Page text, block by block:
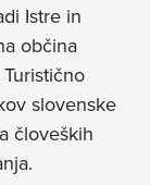
Istre in
občina
slovenske
človeških